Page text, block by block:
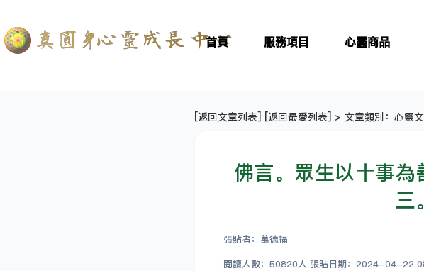
首頁 服務項目 心靈商品
[返回文章列表] [返回最愛列表] > 文章類別：心靈
佛言。眾生以十事
三
張貼者：萬德福
閱讀人數：50820人 張貼日期：2024-04-22